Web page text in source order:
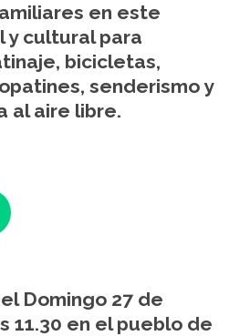
en este
y cultural para
bicicletas,
senderismo y
al aire libre.
Domingo 27 de
11.30 en el pueblo de